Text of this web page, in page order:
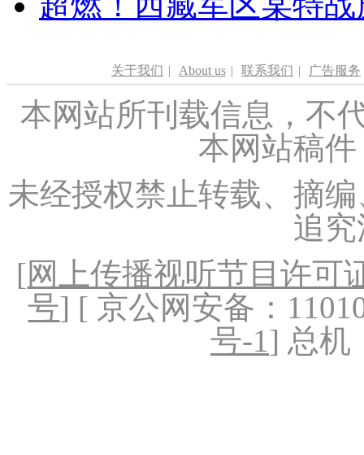
关于我们 | About us | 联系我们 | 广告服务
本网站所刊载信息，不
本网站稿
未经授权禁止转载、摘
追
[网上传播视听节目许可
号] [ 京公网安备：
号-1] 总机